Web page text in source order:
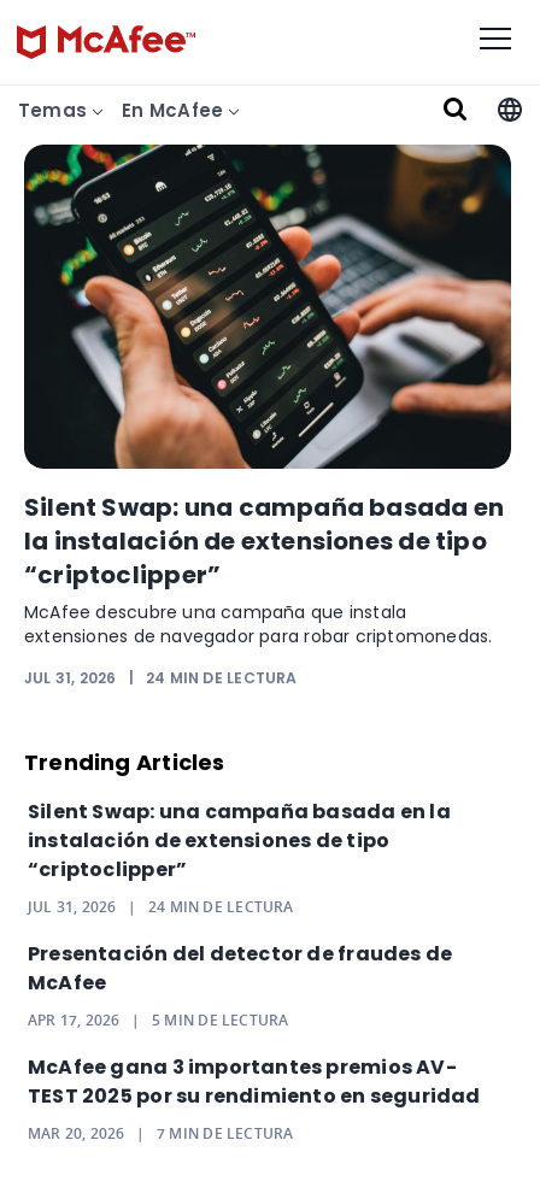
Temas En McAfee
Silent Swap: una campaña basada en
la instalación de extensiones de tipo
“criptoclipper”
McAfee descubre una campaña que instala
extensiones de navegador para robar criptomonedas.
JUL 31, 2026 24 MIN DE LECTURA
Trending Articles
Silent Swap: una campaña basada en la
instalación de extensiones de tipo
“criptoclipper”
JUL 31, 2026 |24 MIN DE LECTURA
Presentación del detector de fraudes de
McAfee
APR 17, 2026 |5 MIN DE LECTURA
McAfee gana 3 importantes premios AV-
TEST 2025 por su rendimiento en seguridad
MAR 20, 2026 |7 MIN DE LECTURA